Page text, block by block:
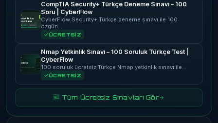
CompTIA Security+ Türkçe Deneme Sınavı – 100
Soru | CyberFlow
CyberFlow Security+ Türkçe deneme sınavı ile 100
özgün…
ÜCRETSİZ
Nmap Yetkinlik Sınavı – 100 Soruluk Türkçe Test |
CyberFlow
100 soruluk ücretsiz Türkçe Nmap yetkinlik sınavı ile…
ÜCRETSİZ
🆓 Tüm Ücretsiz Sınavları Gör